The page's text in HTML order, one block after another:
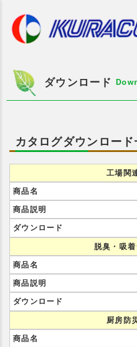
ダウンロード
カタログダウンロード
工場関
脱臭・吸
厨房防